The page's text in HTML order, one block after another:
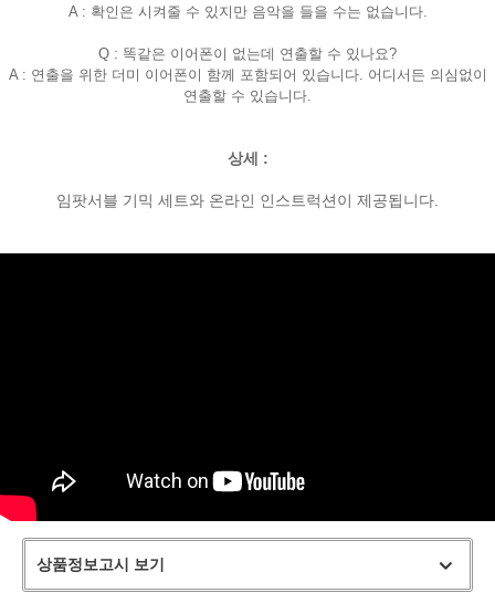
A : 확인은 시켜줄 수 있지만 음악을 들을 수는 없습니다.
Q : 똑같은 이어폰이 없는데 연출할 수 있나요?
A : 연출을 위한 더미 이어폰이 함께 포함되어 있습니다. 어디서든 의심없이
연출할 수 있습니다.
상세 :
임팟서블 기믹 세트와 온라인 인스트럭션이 제공됩니다.
상품정보고시 보기